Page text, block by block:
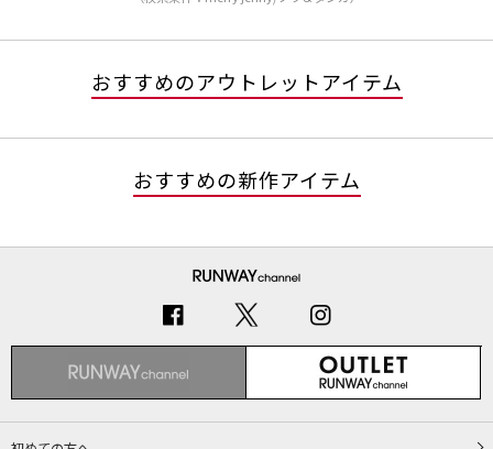
おすすめのアウトレットアイテム
おすすめの新作アイテム